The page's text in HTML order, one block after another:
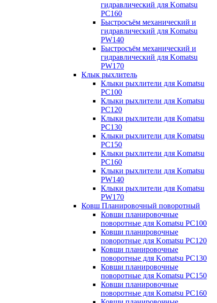
гидравлический для Komatsu
PC160
Быстросъём механический и
гидравлический для Komatsu
PW140
Быстросъём механический и
гидравлический для Komatsu
PW170
Клык рыхлитель
Клыки рыхлители для Komatsu
PC100
Клыки рыхлители для Komatsu
PC120
Клыки рыхлители для Komatsu
PC130
Клыки рыхлители для Komatsu
PC150
Клыки рыхлители для Komatsu
PC160
Клыки рыхлители для Komatsu
PW140
Клыки рыхлители для Komatsu
PW170
Ковш Планировочный поворотный
Ковши планировочные
поворотные для Komatsu PC100
Ковши планировочные
поворотные для Komatsu PC120
Ковши планировочные
поворотные для Komatsu PC130
Ковши планировочные
поворотные для Komatsu PC150
Ковши планировочные
поворотные для Komatsu PC160